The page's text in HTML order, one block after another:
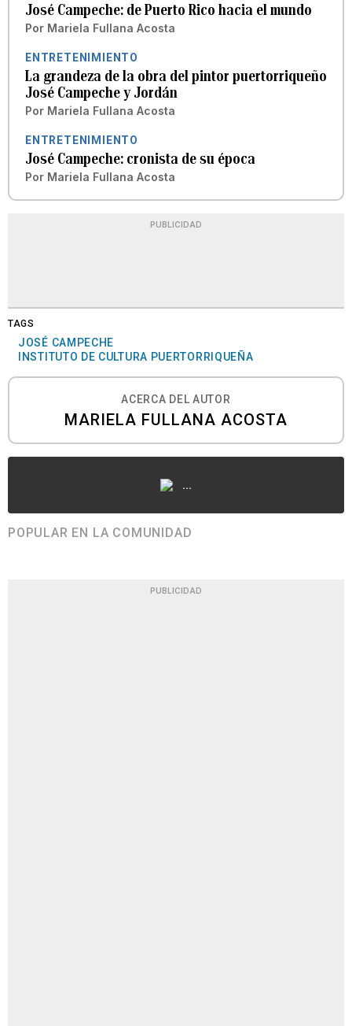
José Campeche: de Puerto Rico hacia el mundo
Por Mariela Fullana Acosta
ENTRETENIMIENTO
La grandeza de la obra del pintor puertorriqueño
José Campeche y Jordán
Por Mariela Fullana Acosta
ENTRETENIMIENTO
José Campeche: cronista de su época
Por Mariela Fullana Acosta
PUBLICIDAD
TAGS
JOSÉ CAMPECHE
INSTITUTO DE CULTURA PUERTORRIQUEÑA
ACERCA DEL AUTOR
MARIELA FULLANA ACOSTA
...
POPULAR EN LA COMUNIDAD
PUBLICIDAD